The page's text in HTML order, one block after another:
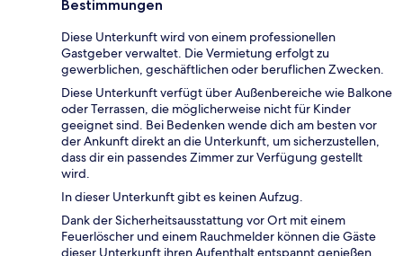
Bestimmungen
Diese Unterkunft wird von einem professionellen
Gastgeber verwaltet. Die Vermietung erfolgt zu
gewerblichen, geschäftlichen oder beruflichen Zwecken.
Diese Unterkunft verfügt über Außenbereiche wie Balkone
oder Terrassen, die möglicherweise nicht für Kinder
geeignet sind. Bei Bedenken wende dich am besten vor
der Ankunft direkt an die Unterkunft, um sicherzustellen,
dass dir ein passendes Zimmer zur Verfügung gestellt
wird.
In dieser Unterkunft gibt es keinen Aufzug.
Dank der Sicherheitsausstattung vor Ort mit einem
Feuerlöscher und einem Rauchmelder können die Gäste
dieser Unterkunft ihren Aufenthalt entspannt genießen.